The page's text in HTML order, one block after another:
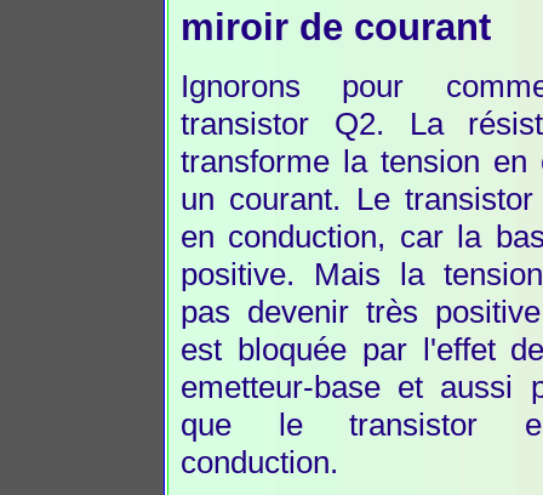
miroir de courant
Ignorons pour
transistor Q2. La
transforme la tension en
un courant. Le
en conduction, car la
positive. Mais la
pas devenir très
est bloquée par l'effet
emetteur-base et aussi
que le transistor
conduction.